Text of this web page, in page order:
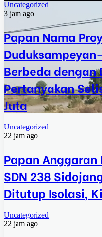
Uncategorized
3 jam ago
Papan Nama
Berbeda dengan
Pertanyakan
Juta
Uncategorized
22 jam ago
Papan
SDN 238
Ditutup Isolasi,
Uncategorized
22 jam ago